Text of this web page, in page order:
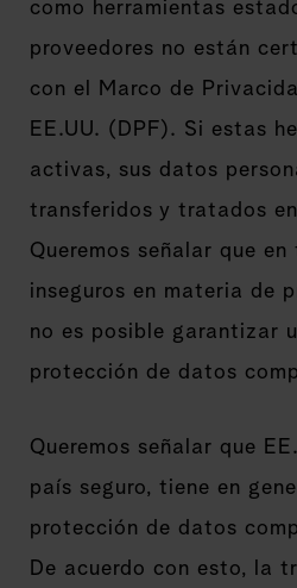
como herramientas
proveedores no están
con el Marco de
EE.UU. (DPF). Si estas
activas, sus datos
transferidos y tratados
Queremos señalar que
inseguros en materia de
no es posible garantizar
protección de datos
Queremos señalar que
país seguro, tiene en
protección de datos
De acuerdo con esto, la